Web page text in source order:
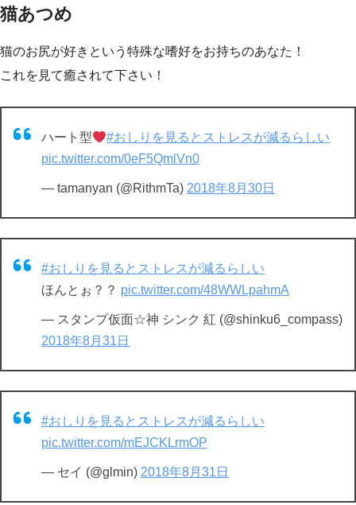
猫あつめ
猫のお尻が好きという特殊な嗜好をお持ちのあなた！
これを見て癒されて下さい！
ハート型
#おしりを見るとストレスが減るらしい
pic.twitter.com/0eF5QmlVn0
— tamanyan (@RithmTa) 2018年8月30日
#おしりを見るとストレスが減るらしい
ほんとぉ？？ pic.twitter.com/48WWLpahmA
— スタンプ仮面☆神 シンク 紅 (@shinku6_compass)
2018年8月31日
#おしりを見るとストレスが減るらしい
pic.twitter.com/mEJCKLrmOP
— セイ (@glmin) 2018年8月31日